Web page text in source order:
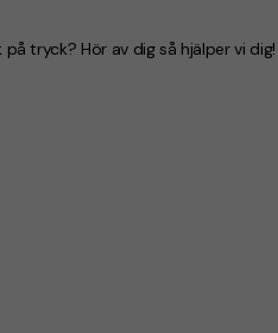
tryck? Hör av dig så hjälper vi dig!